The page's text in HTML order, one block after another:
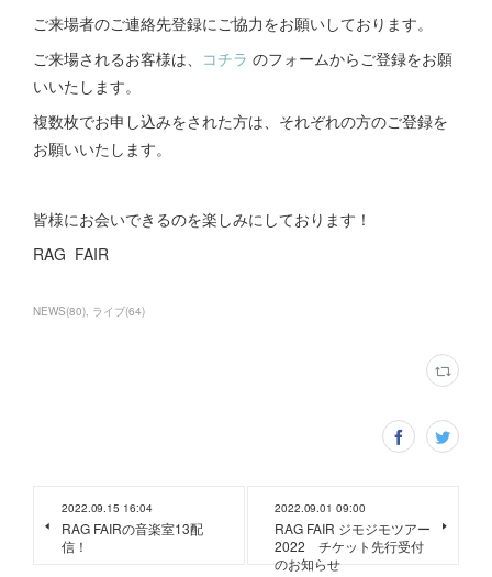
ご来場者のご連絡先登録にご協力をお願いしております。
ご来場されるお客様は、 コチラ のフォームからご登録をお願
いいたします。
複数枚でお申し込みをされた方は、それぞれの方のご登録を
お願いいたします。
皆様にお会いできるのを楽しみにしております！
RAG FAIR
NEWS(80) ライブ(64)
2022.09.15 16:04
RAG FAIRの音楽室13配
信！
2022.09.01 09:00
RAG FAIR ジモジモツアー
2022 チケット先行受付
のお知らせ